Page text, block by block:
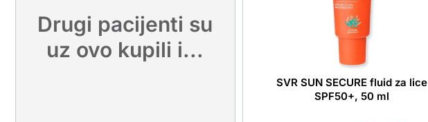
Drugi pacijenti su
uz ovo kupili i...
SVR SUN SECURE fluid za lice
SPF50+, 50 ml